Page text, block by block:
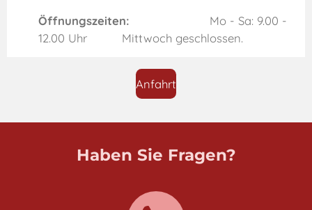
Öffnungszeiten:
Mo - Sa: 9.00 -
12.00 Uhr Mittwoch geschlossen.
Anfahrt
Haben Sie Fragen?